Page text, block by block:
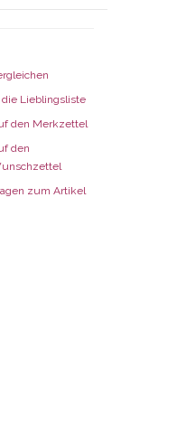
die Lieblingsliste
den Merkzettel
den
zum Artikel